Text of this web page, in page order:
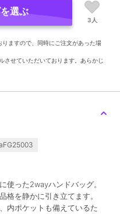
選ぶ
3人
ますので、同時にご注文があった場
させていただいております。あらかじ
使った2wayハンドバッグ。
格を静かに引き立てます。
内ポケットも備えているた